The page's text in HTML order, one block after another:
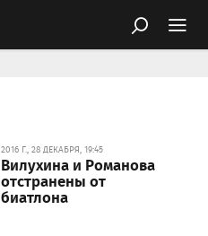
2016 Г., 28 ДЕКАБРЯ, 19:45
Вилухина и Романова
отстранены от
биатлона